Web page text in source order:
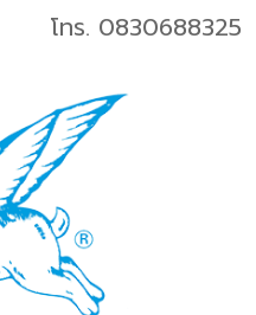
โทร. 0830688325